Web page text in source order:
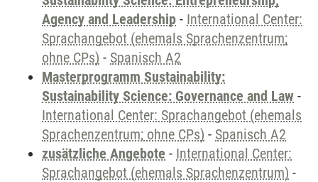
Agency and Leadership - International Center:
Sprachangebot (ehemals Sprachenzentrum;
ohne CPs) - Spanisch A2
Masterprogramm Sustainability:
Sustainability Science: Governance and Law -
International Center: Sprachangebot (ehemals
Sprachenzentrum; ohne CPs) - Spanisch A2
zusätzliche Angebote - International Center:
Sprachangebot (ehemals Sprachenzentrum) -